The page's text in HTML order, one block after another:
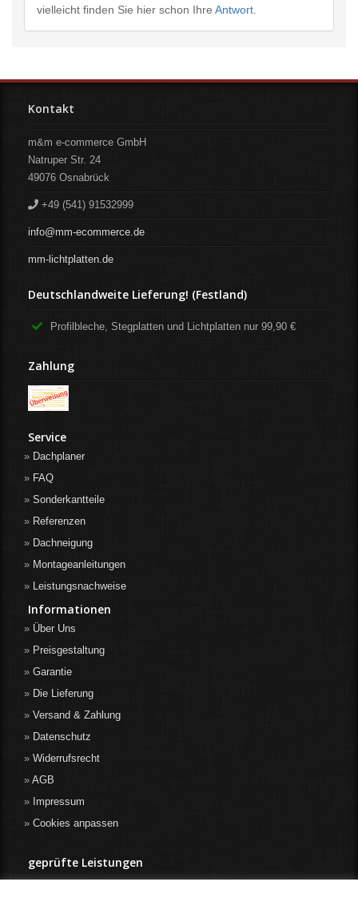
vielleicht finden Sie hier schon Ihre Antwort.
Kontakt
m&m e-commerce GmbH
Natruper Str. 24
49076 Osnabrück
+49 (541) 91532999
info@mm-ecommerce.de
mm-lichtplatten.de
Deutschlandweite Lieferung! (Festland)
Profilbleche, Stegplatten und Lichtplatten nur 99,90 €
Zahlung
Service
Dachplaner
FAQ
Sonderkantteile
Referenzen
Dachneigung
Montageanleitungen
Leistungsnachweise
Informationen
Über Uns
Preisgestaltung
Garantie
Die Lieferung
Versand & Zahlung
Datenschutz
Widerrufsrecht
AGB
Impressum
Cookies anpassen
geprüfte Leistungen